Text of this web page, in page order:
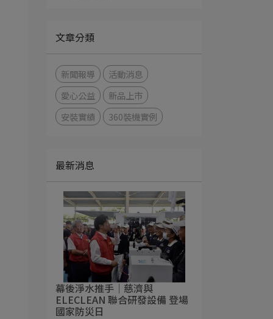
文章分類
新聞報導
活動消息
愛心公益
新品上市
安裝實績
360裝機實例
最新消息
幕後淨水推手｜慈濟與
ELECLEAN 聯合研發設備 登場
國家防災日